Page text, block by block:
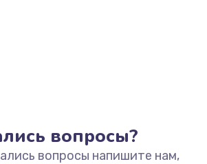
вопросы?
вопросы напишите нам,